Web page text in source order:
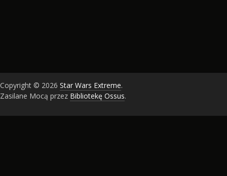
Copyright © 2026 Star Wars Extreme.
Zasilane Mocą przez Bibliotekę Ossus.